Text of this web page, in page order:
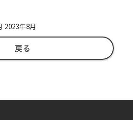
2023年8月
戻る